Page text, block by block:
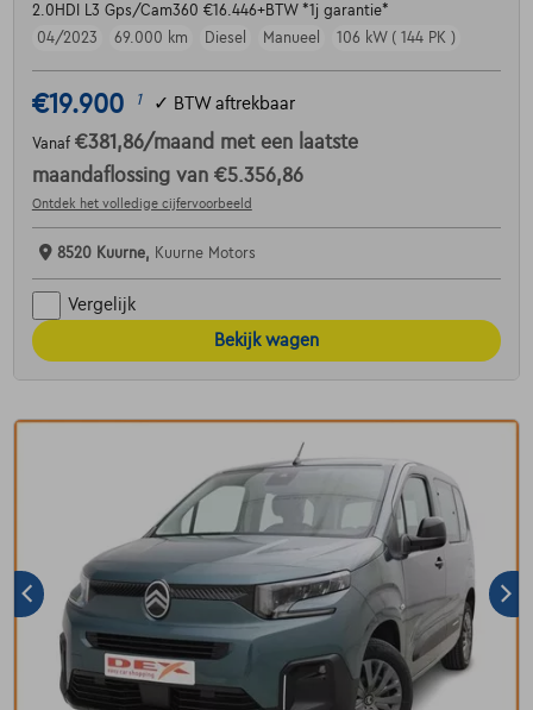
2.0HDI L3 Gps/Cam360 €16.446+BTW *1j garantie*
04/2023
69.000 km Diesel Manueel 106 kW ( 144 PK )
€19.900 1 ✓ BTW aftrekbaar
Vanaf €381,86/maand met een laatste
maandaflossing van €5.356,86
Ontdek het volledige cijfervoorbeeld
8520 Kuurne, Kuurne Motors
Vergelijk
Bekijk wagen